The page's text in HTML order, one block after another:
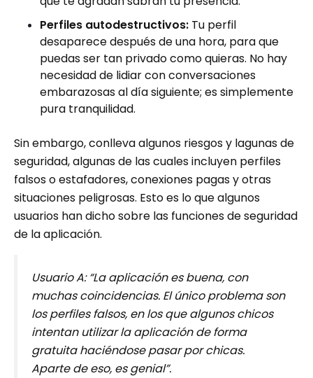
Perfiles autodestructivos: Tu perfil
desaparece después de una hora, para que
puedas ser tan privado como quieras. No hay
necesidad de lidiar con conversaciones
embarazosas al día siguiente; es simplemente
pura tranquilidad.
Sin embargo, conlleva algunos riesgos y lagunas de
seguridad, algunas de las cuales incluyen perfiles
falsos o estafadores, conexiones pagas y otras
situaciones peligrosas. Esto es lo que algunos
usuarios han dicho sobre las funciones de seguridad
de la aplicación.
Usuario A: “La aplicación es buena, con
muchas coincidencias. El único problema son
los perfiles falsos, en los que algunos chicos
intentan utilizar la aplicación de forma
gratuita haciéndose pasar por chicas.
Aparte de eso, es genial”.